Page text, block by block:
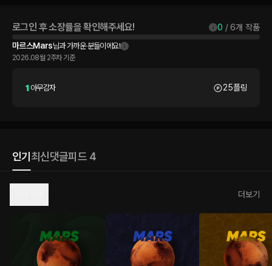
로그인 후 소장률을 확인해주세요! 0 / 6개 작품
마르스Mars님과 가까운 분들이에요!
2026.08월 2주차 기준
아무감자 25플링
인기 최신댓글피드 4
더보기